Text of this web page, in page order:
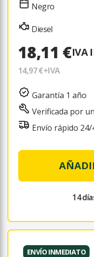
Negro
Diesel
18,11 €IVA
14,97 €+IVA
Garantía 1 año
Verificada por
Envío rápido 24/
14
ENVÍO INMEDIATO